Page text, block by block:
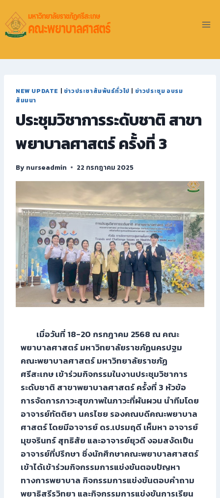
NEW UPDATE | ข่าวประชาสัมพันธ์ทั่วไป | ข่าวประชุม อบรม
สัมมนา
ประชุมวิชาการระดับชาติ สาขา
พยาบาลศาสตร์ ครั้งที่ 3
By nurseadmin 22 กรกฎาคม 2025
เมื่อวันที่ 18-20 กรกฎาคม 2568 ณ คณะ
พยาบาลศาสตร์ มหาวิทยาลัยราชภัฏนครปฐม
คณะพยาบาลศาสตร์ มหาวิทยาลัยราชภัฏ
ศรีสะเกษ เข้าร่วมกิจกรรมในงานประชุมวิชาการ
ระดับชาติ สาขาพยาบาลศาสตร์ ครั้งที่ 3 หัวข้อ
การจัดการภาวะสุขภาพในภาวะที่ผันผวน นำทีมโดย
อาจารย์ทัตติยา นครไชย รองคณบดีคณะพยาบาล
ศาสตร์ โดยมีอาจารย์ ดร.เปรมฤดี เห็มหา อาจารย์
มุขจรินทร์ สุทธิสัย และอาจารย์ยุวดี งอมสงัดเป็น
อาจารย์ที่ปรึกษา ซึ่งนักศึกษาคณะพยาบาลศาสตร์
เข้าได้เข้าร่วมกิจกรรมการแข่งขันตอบปัญหา
ทางการพยาบาล กิจกรรมการแข่งขันตอบคำถาม
พยาธิสรีรวิทยา และกิจกรรมการแข่งขันการเรียน